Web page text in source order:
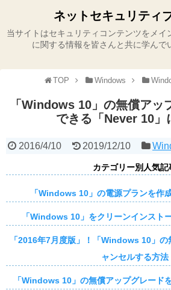
ネットセキュリティ
当サイトはセキュリティコンテンツをメイ
に関する情報を皆さんと共に学んで
TOP Windows
「Windows 10」の無償アッ
できる「Never 10」
2016/4/10 2019/12/10
カテゴリー別人気記
「Windows 10」の電源プランを作
「Windows 10」をクリーンインスト
「2016年7月度版」！「Windows 10」
ャンセルする方法
「Windows 10」の無償アップグレード